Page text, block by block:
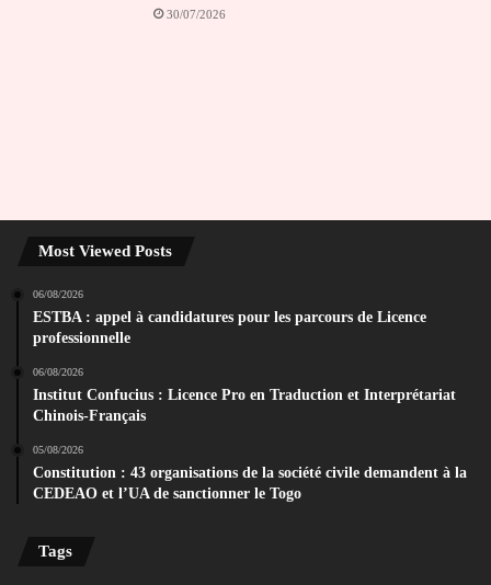
30/07/2026
Most Viewed Posts
06/08/2026
ESTBA : appel à candidatures pour les parcours de Licence
professionnelle
06/08/2026
Institut Confucius : Licence Pro en Traduction et Interprétariat
Chinois-Français
05/08/2026
Constitution : 43 organisations de la société civile demandent à la
CEDEAO et l’UA de sanctionner le Togo
Tags